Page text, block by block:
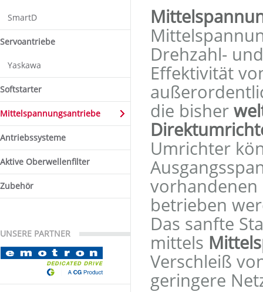
SmartD
Servoantriebe
Yaskawa
Softstarter
Mittelspannungsantriebe
Antriebssysteme
Aktive Oberwellenfilter
Zubehör
UNSERE PARTNER
Drehzahl-
Effektivität
die bisher
Umrichter
betrieben
Das sanfte
mittels
Verschleiß
geringere